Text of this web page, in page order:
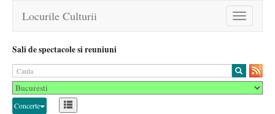
Toggle
navigation
Locurile Culturii
Sali de spectacole si reuniuni
Concerte